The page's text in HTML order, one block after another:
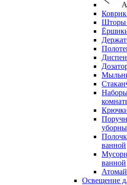
Шторы
Наборы
ванной
ванной
Освещение